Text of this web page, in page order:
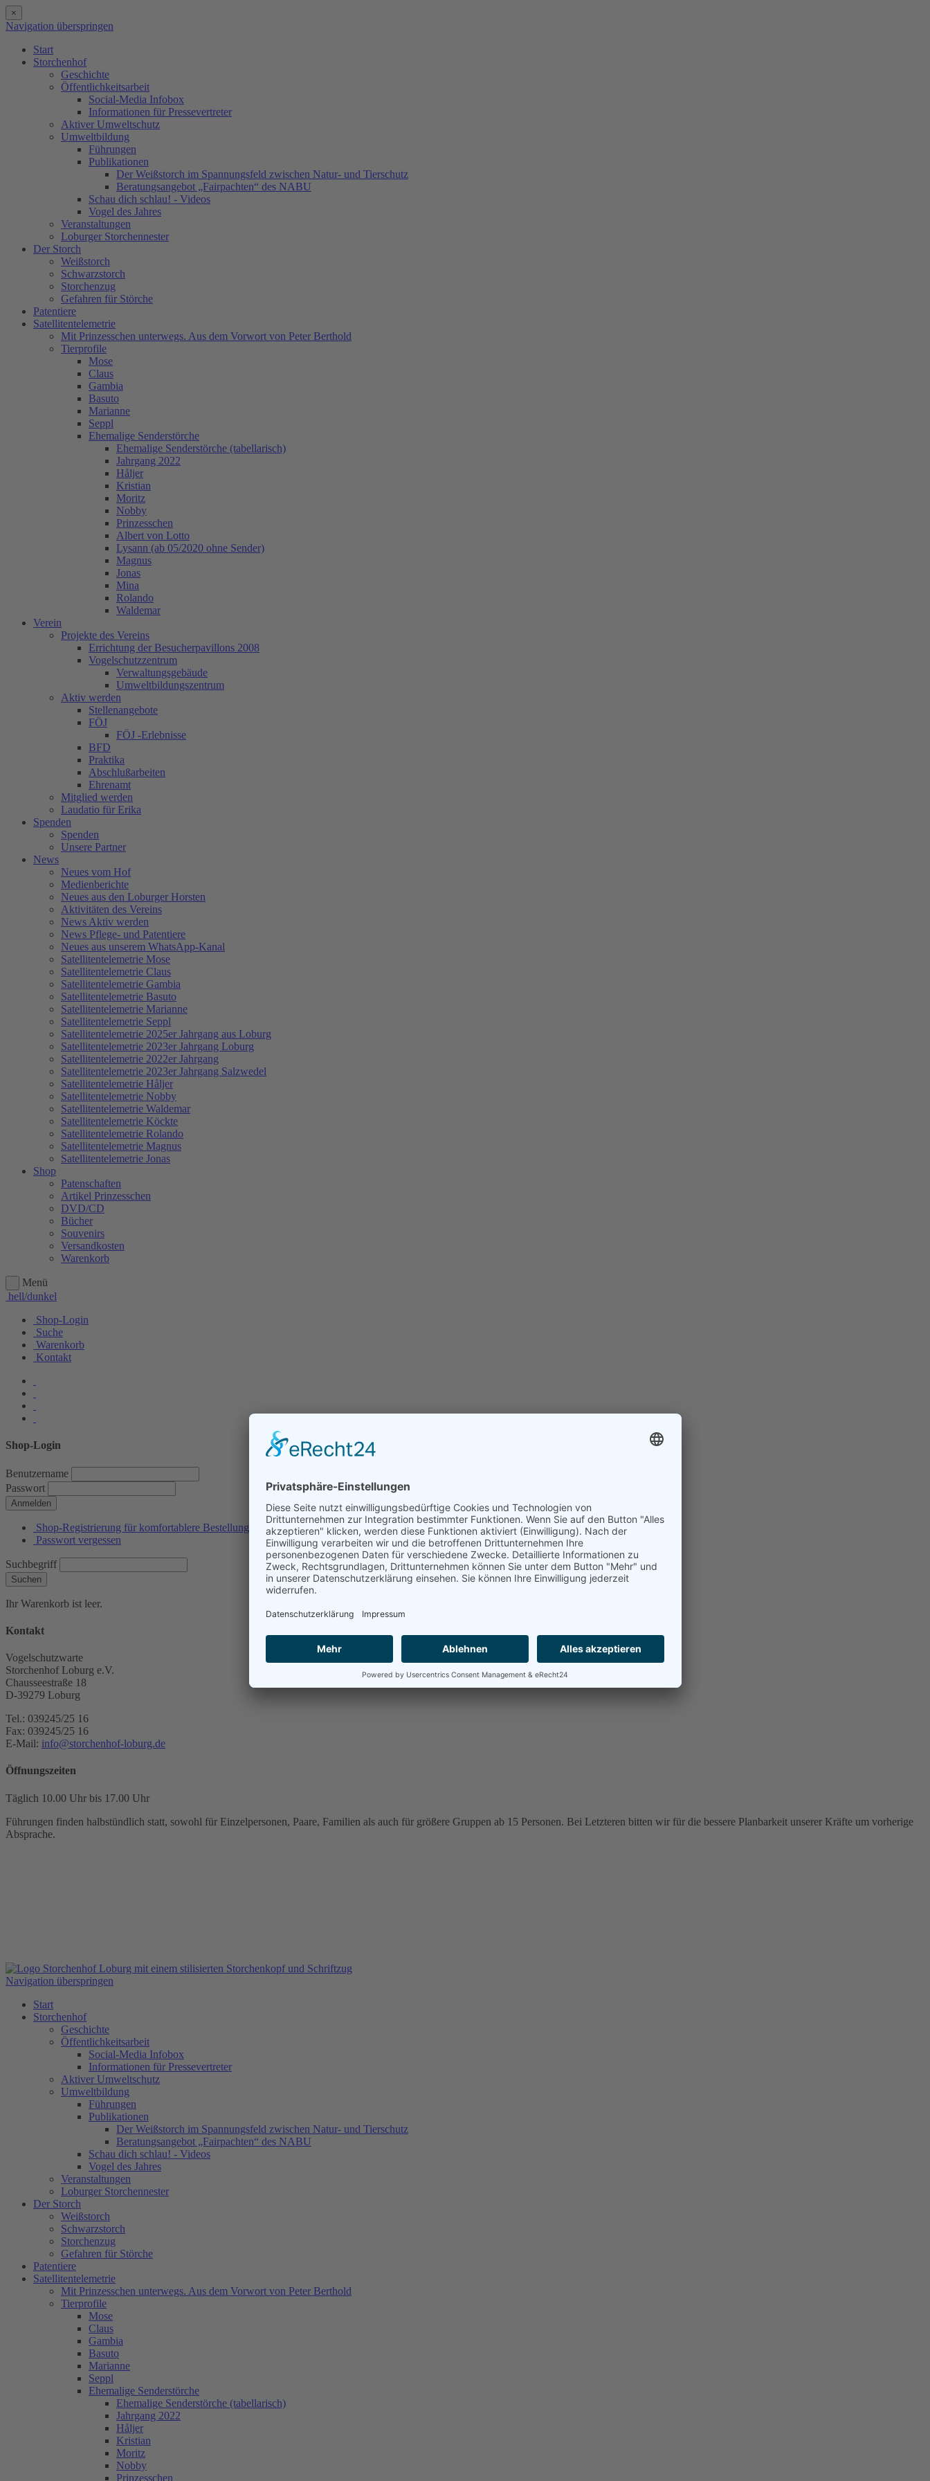
×
Navigation überspringen
Start
Storchenhof
Geschichte
Öffentlichkeitsarbeit
Social-Media Infobox
Informationen für Pressevertreter
Aktiver Umweltschutz
Umweltbildung
Führungen
Publikationen
Der Weißstorch im Spannungsfeld zwischen Natur- und Tierschutz
Beratungsangebot „Fairpachten“ des NABU
Schau dich schlau! - Videos
Vogel des Jahres
Veranstaltungen
Loburger Storchennester
Der Storch
Weißstorch
Schwarzstorch
Storchenzug
Gefahren für Störche
Patentiere
Satellitentelemetrie
Mit Prinzesschen unterwegs. Aus dem Vorwort von Peter Berthold
Tierprofile
Mose
Claus
Gambia
Basuto
Marianne
Seppl
Ehemalige Senderstörche
Ehemalige Senderstörche (tabellarisch)
Jahrgang 2022
Håljer
Kristian
Moritz
Nobby
Prinzesschen
Albert von Lotto
Lysann (ab 05/2020 ohne Sender)
Magnus
Jonas
Mina
Rolando
Waldemar
Verein
Projekte des Vereins
Errichtung der Besucherpavillons 2008
Vogelschutzzentrum
Verwaltungsgebäude
Umweltbildungszentrum
Aktiv werden
Stellenangebote
FÖJ
FÖJ -Erlebnisse
BFD
Praktika
Abschlußarbeiten
Ehrenamt
Mitglied werden
Laudatio für Erika
Spenden
Spenden
Unsere Partner
News
Neues vom Hof
Medienberichte
Neues aus den Loburger Horsten
Aktivitäten des Vereins
News Aktiv werden
News Pflege- und Patentiere
Neues aus unserem WhatsApp-Kanal
Satellitentelemetrie Mose
Satellitentelemetrie Claus
Satellitentelemetrie Gambia
Satellitentelemetrie Basuto
Satellitentelemetrie Marianne
Satellitentelemetrie Seppl
Satellitentelemetrie 2025er Jahrgang aus Loburg
Satellitentelemetrie 2023er Jahrgang Loburg
Satellitentelemetrie 2022er Jahrgang
Satellitentelemetrie 2023er Jahrgang Salzwedel
Satellitentelemetrie Håljer
Satellitentelemetrie Nobby
Satellitentelemetrie Waldemar
Satellitentelemetrie Köckte
Satellitentelemetrie Rolando
Satellitentelemetrie Magnus
Satellitentelemetrie Jonas
Shop
Patenschaften
Artikel Prinzesschen
DVD/CD
Bücher
Souvenirs
Versandkosten
Warenkorb
Menü
hell/dunkel
Shop-Login
Suche
Warenkorb
Kontakt
Shop-Login
Benutzername
Passwort
Anmelden
Shop-Registrierung für komfortablere Bestellungen
Passwort vergessen
Suchbegriff
Suchen
Ihr Warenkorb ist leer.
Kontakt
Vogelschutzwarte
Storchenhof Loburg e.V.
Chausseestraße 18
D-39279 Loburg
Tel.: 039245/25 16
Fax: 039245/25 16
E-Mail: info@storchenhof-loburg.de
Öffnungszeiten
Täglich 10.00 Uhr bis 17.00 Uhr
Führungen finden halbstündlich statt, sowohl für Einzelpersonen, Paare, Familien als auch für größere Gruppen ab 15 Personen. Bei Letzteren bitten wir für die bessere Planbarkeit unserer Kräfte um vorherige
Absprache.
Navigation überspringen
Start
Storchenhof
Geschichte
Öffentlichkeitsarbeit
Social-Media Infobox
Informationen für Pressevertreter
Aktiver Umweltschutz
Umweltbildung
Führungen
Publikationen
Der Weißstorch im Spannungsfeld zwischen Natur- und Tierschutz
Beratungsangebot „Fairpachten“ des NABU
Schau dich schlau! - Videos
Vogel des Jahres
Veranstaltungen
Loburger Storchennester
Der Storch
Weißstorch
Schwarzstorch
Storchenzug
Gefahren für Störche
Patentiere
Satellitentelemetrie
Mit Prinzesschen unterwegs. Aus dem Vorwort von Peter Berthold
Tierprofile
Mose
Claus
Gambia
Basuto
Marianne
Seppl
Ehemalige Senderstörche
Ehemalige Senderstörche (tabellarisch)
Jahrgang 2022
Håljer
Kristian
Moritz
Nobby
Prinzesschen